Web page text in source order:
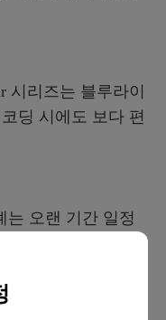
시리즈는 블루라이
딩 시에도 보다 편
는 오랜 기간 일정
, 잦은 교체 없이